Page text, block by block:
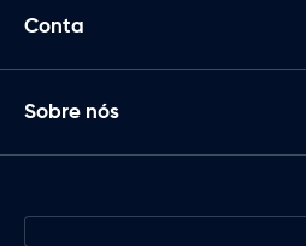
Conta
Sobre nós